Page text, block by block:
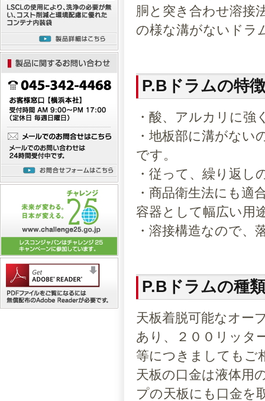
胴と突き合わせ溶接
の様な溝がないドラ
P.Bドラムの特徴
・酸、アルカリに強
・地板部に溝がない
です。
・従って、繰り返し
・商品衛生法にも適
容器として幅広い用
・溶接構造なので、
P.Bドラムの種類
天板着脱可能なオー
あり、２００リッタ
等につきましてもご
天板の口金は液体用
プの天板にも口金を